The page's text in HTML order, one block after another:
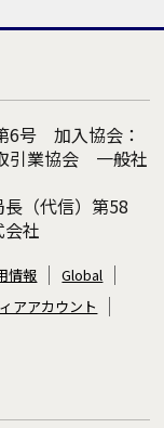
6号 加入協会：
引業協会 一般社
（代信）第58
社
情報
Global
アアカウント